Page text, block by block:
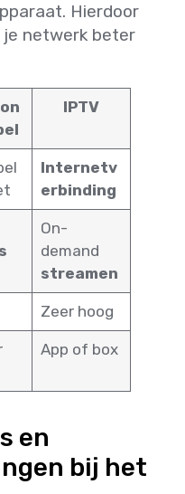
Hierdoor
netwerk beter
IPTV
Internetv
erbinding
On-
demand
streamen
Zeer hoog
App of box
en
bij het